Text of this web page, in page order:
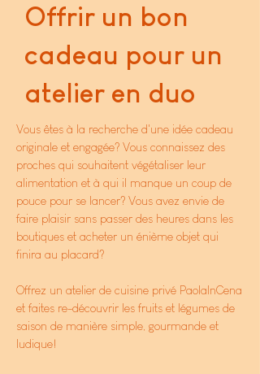
Offrir un bon
cadeau pour un
atelier en duo
Vous êtes à la recherche d'une idée cadeau
originale et engagée? Vous connaissez des
proches qui souhaitent végétaliser leur
alimentation et à qui il manque un coup de
pouce pour se lancer? Vous avez envie de
faire plaisir sans passer des heures dans les
boutiques et acheter un énième objet qui
finira au placard?
Offrez un atelier de cuisine privé PaolaInCena
et faites re-découvrir les fruits et légumes de
saison de manière simple, gourmande et
ludique!